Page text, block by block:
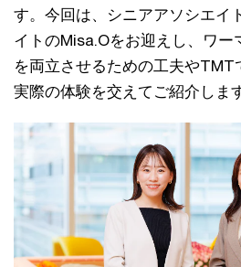
す。今回は、シニアアソシエイ
イトのMisa.Oをお迎えし、ワー
を両立させるための工夫やTMT
実際の体験を交えてご紹介しま